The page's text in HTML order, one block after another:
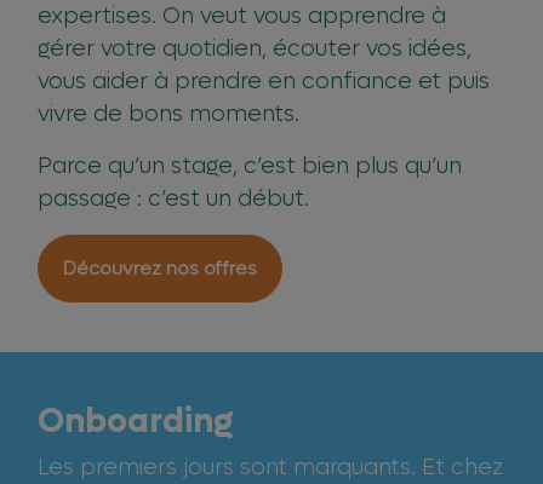
expertises. On veut vous apprendre à
gérer votre quotidien, écouter vos idées,
vous aider à prendre en confiance et puis
vivre de bons moments.
Parce qu’un stage, c’est bien plus qu’un
passage : c’est un début.
Découvrez nos offres
Onboarding
Les premiers jours sont marquants. Et chez